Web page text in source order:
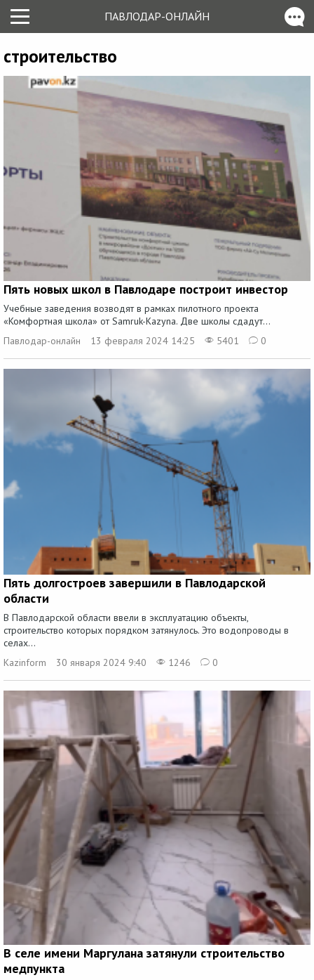
ПАВЛОДАР-ОНЛАЙН
строительство
Пять новых школ в Павлодаре построит инвестор
Учебные заведения возводят в рамках пилотного проекта
«Комфортная школа» от Samruk-Kazyna. Две школы сдадут...
Павлодар-онлайн
13 февраля 2024 14:25 5401 0
Пять долгостроев завершили в Павлодарской
области
В Павлодарской области ввели в эксплуатацию объекты,
строительство которых порядком затянулось. Это водопроводы в
селах...
Kazinform
30 января 2024 9:40 1246 0
В селе имени Маргулана затянули строительство
медпункта